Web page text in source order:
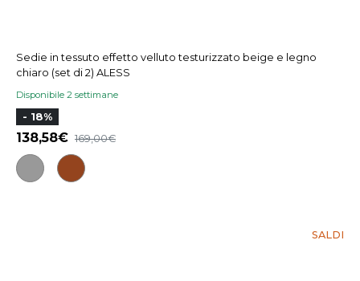
Sedie in tessuto effetto velluto testurizzato beige e legno
chiaro (set di 2) ALESS
Disponibile 2 settimane
- 18%
138,58 169,00
SALDI